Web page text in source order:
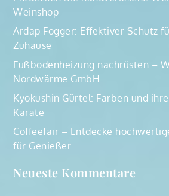
Weinshop
Ardap Fogger: Effektiver Schutz
Zuhause
Fußbodenheizung nachrüsten –
Nordwärme GmbH
Kyokushin Gürtel: Farben und
Karate
Coffeefair – Entdecke
für Genießer
Neueste Kommentare